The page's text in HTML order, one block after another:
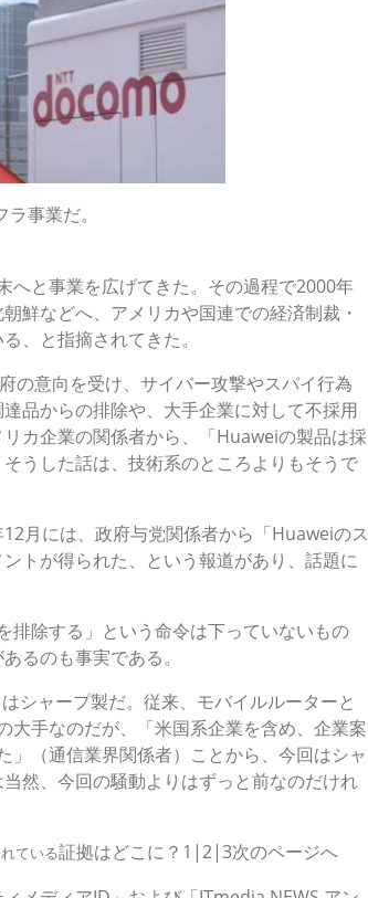
事業だ。
へと事業を広げてきた。その過程で2000年
鮮などへ、アメリカや国連での経済制裁・
、と指摘されてきた。
の意向を受け、サイバー攻撃やスパイ行為
品からの排除や、大手企業に対して不採用
カ企業の関係者から、「Huaweiの製品は採
うした話は、技術系のところよりもそうで
月には、政府与党関係者から「Huaweiのス
トが得られた、という報道があり、話題に
除する」という命令は下っていないもの
るのも事実である。
シャープ製だ。従来、モバイルルーターと
手なのだが、「米国系企業を含め、企業案
（通信業界関係者）ことから、今回はシャ
然、今回の騒動よりはずっと前なのだけれ
ている証拠はどこに？1|2|3次のページへ